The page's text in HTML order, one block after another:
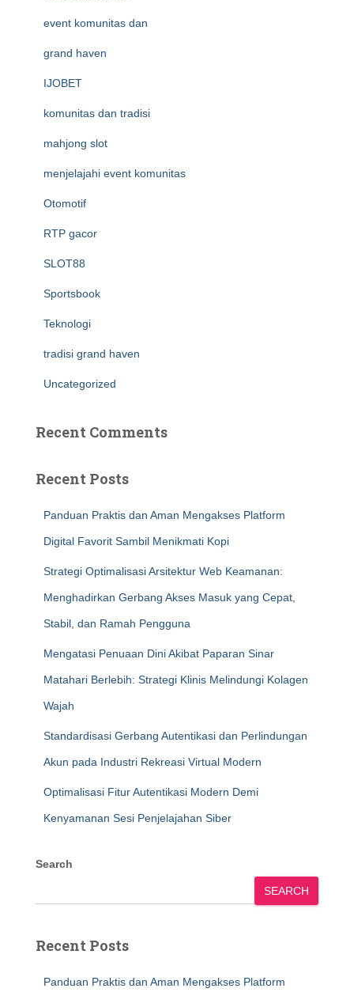
event komunitas dan
grand haven
IJOBET
komunitas dan tradisi
mahjong slot
menjelajahi event komunitas
Otomotif
RTP gacor
SLOT88
Sportsbook
Teknologi
tradisi grand haven
Uncategorized
Recent Comments
Recent Posts
Panduan Praktis dan Aman Mengakses Platform
Digital Favorit Sambil Menikmati Kopi
Strategi Optimalisasi Arsitektur Web Keamanan:
Menghadirkan Gerbang Akses Masuk yang Cepat,
Stabil, dan Ramah Pengguna
Mengatasi Penuaan Dini Akibat Paparan Sinar
Matahari Berlebih: Strategi Klinis Melindungi Kolagen
Wajah
Standardisasi Gerbang Autentikasi dan Perlindungan
Akun pada Industri Rekreasi Virtual Modern
Optimalisasi Fitur Autentikasi Modern Demi
Kenyamanan Sesi Penjelajahan Siber
Search
SEARCH
Recent Posts
Panduan Praktis dan Aman Mengakses Platform